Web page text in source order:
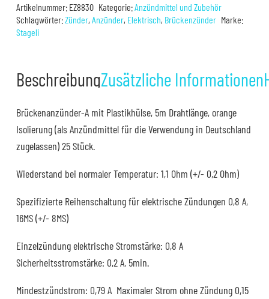
25er
Menge
Artikelnummer: EZ8830 Kategorie:Anzündmittel und Zubehör
Schlagwörter:Zünder, Anzünder, Elektrisch, Brückenzünder Marke:
Stageli
BeschreibungZusätzliche Informationen
Brückenanzünder-A mit Plastikhülse, 5m Drahtlänge, orange
Isolierung (als Anzündmittel für die Verwendung in Deutschland
zugelassen) 25 Stück.
Wiederstand bei normaler Temperatur: 1,1 Ohm (+/- 0,2 Ohm)
Spezifizierte Reihenschaltung für elektrische Zündungen 0,8 A,
16MS (+/- 8MS)
Einzelzündung elektrische Stromstärke: 0,8 A
Sicherheitsstromstärke: 0,2 A, 5min.
Mindestzündstrom: 0,79 A Maximaler Strom ohne Zündung 0,15